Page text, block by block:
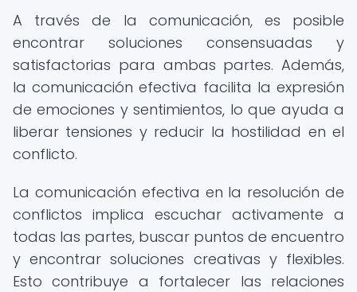
A través de la comunicación, es posible
encontrar soluciones consensuadas y
satisfactorias para ambas partes. Además,
la comunicación efectiva facilita la expresión
de emociones y sentimientos, lo que ayuda a
liberar tensiones y reducir la hostilidad en el
conflicto.
La comunicación efectiva en la resolución de
conflictos implica escuchar activamente a
todas las partes, buscar puntos de encuentro
y encontrar soluciones creativas y flexibles.
Esto contribuye a fortalecer las relaciones